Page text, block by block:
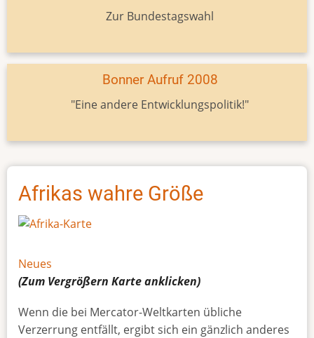
Zur Bundestagswahl
Bonner Aufruf 2008
"Eine andere Entwicklungspolitik!"
Afrikas wahre Größe
Neues
(Zum Vergrößern Karteanklicken)
Wenn die bei Mercator-Weltkarten übliche
Verzerrung entfällt, ergibt sich ein gänzlich anderes